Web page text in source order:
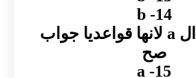
14- b
ومابستبعد ال a لانها قواعديا جواب
صح
15- a